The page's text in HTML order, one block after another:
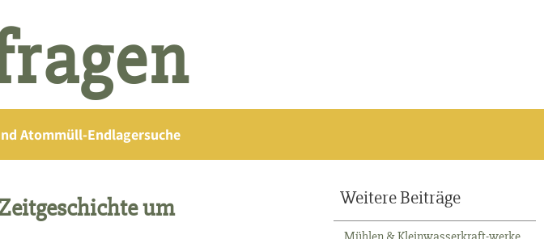
Atommüll-Endlagersuche
um
Weitere Beiträge